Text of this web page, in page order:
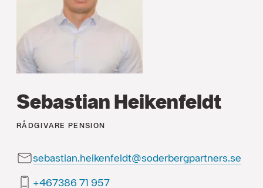
Sebastian Heikenfeldt
RÅDGIVARE PENSION
sebastian.heikenfeldt@soderbergpartners.se
759 17 683764+